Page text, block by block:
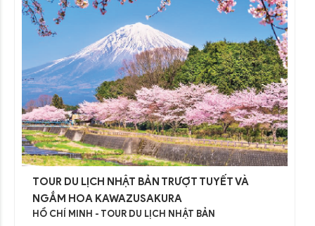
TOUR DU LỊCH NHẬT BẢN TRƯỢT TUYẾT VÀ
NGẮM HOA KAWAZUSAKURA
HỒ CHÍ MINH - TOUR DU LỊCH NHẬT BẢN